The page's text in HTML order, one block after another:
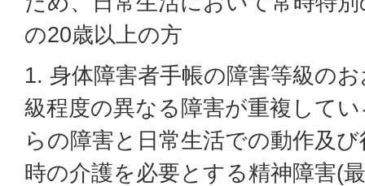
の20歳以上の方
1. 身体障害者手帳の障害等級の
級程度の異なる障害が重複して
らの障害と日常生活での動作及
時の介護を必要とする精神障害(